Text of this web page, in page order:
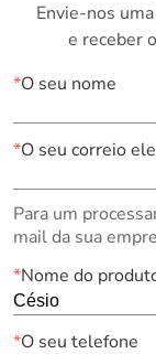
Envie-nos
e receber
*O seu nome
*O seu correio
Para um
mail da sua
*Nome do
*O seu telefone